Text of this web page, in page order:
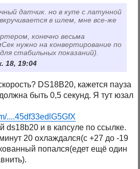
датчик. но в купе с латунной
в шлем, мне все-же
конечно весьма
нужно на конвертирование по
стабильных показаний).
18, 19:04
DS18B20, кажется пауза
быть 0,5 секунд. Я тут юзал
....45df33edlG5GfX
ds18b20 и в капсуле по ссылке.
20 охлаждался(с +27 до -19
попался(едет ещё один